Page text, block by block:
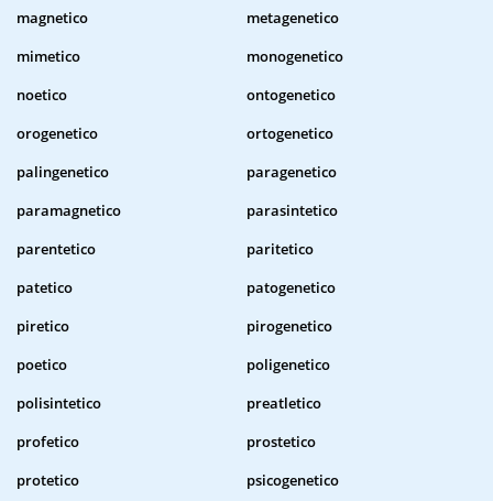
magnetico
metagenetico
mimetico
monogenetico
noetico
ontogenetico
orogenetico
ortogenetico
palingenetico
paragenetico
paramagnetico
parasintetico
parentetico
paritetico
patetico
patogenetico
piretico
pirogenetico
poetico
poligenetico
polisintetico
preatletico
profetico
prostetico
protetico
psicogenetico